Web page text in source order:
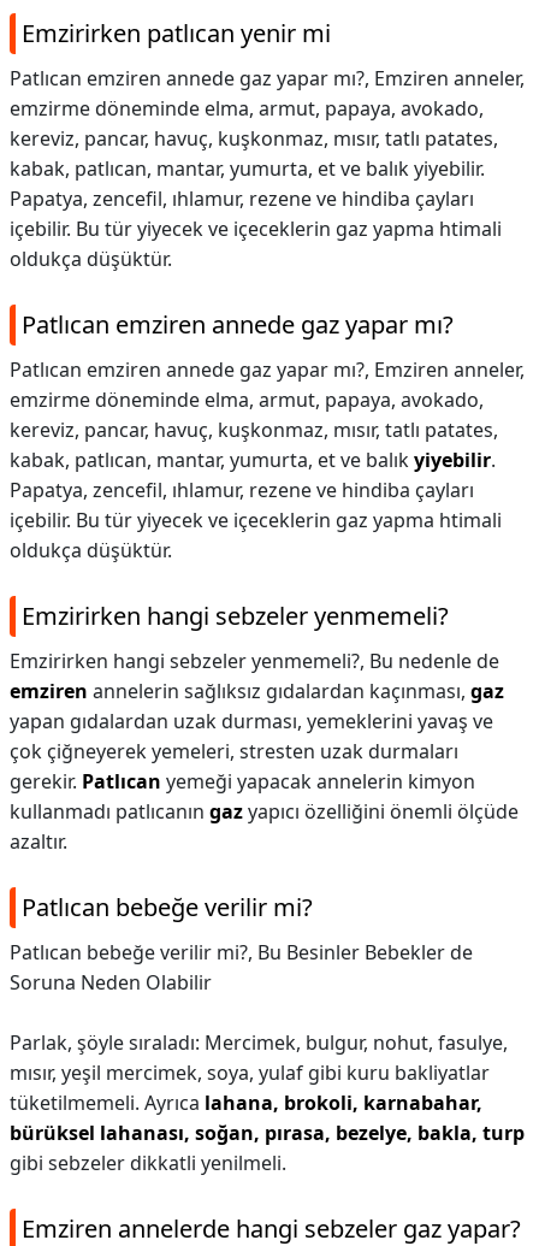
Emzirirken patlıcan yenir mi
Patlıcan emziren annede gaz yapar mı?, Emziren anneler,
emzirme döneminde elma, armut, papaya, avokado,
kereviz, pancar, havuç, kuşkonmaz, mısır, tatlı patates,
kabak, patlıcan, mantar, yumurta, et ve balık yiyebilir.
Papatya, zencefil, ıhlamur, rezene ve hindiba çayları
içebilir. Bu tür yiyecek ve içeceklerin gaz yapma htimali
oldukça düşüktür.
Patlıcan emziren annede gaz yapar mı?
Patlıcan emziren annede gaz yapar mı?, Emziren anneler,
emzirme döneminde elma, armut, papaya, avokado,
kereviz, pancar, havuç, kuşkonmaz, mısır, tatlı patates,
kabak, patlıcan, mantar, yumurta, et ve balıkyiyebilir.
Papatya, zencefil, ıhlamur, rezene ve hindiba çayları
içebilir. Bu tür yiyecek ve içeceklerin gaz yapma htimali
oldukça düşüktür.
Emzirirken hangi sebzeler yenmemeli?
Emzirirken hangi sebzeler yenmemeli?, Bu nedenle de
emziren annelerin sağlıksız gıdalardan kaçınması, gaz
yapan gıdalardan uzak durması, yemeklerini yavaş ve
çok çiğneyerek yemeleri, stresten uzak durmaları
gerekir. Patlıcan yemeği yapacak annelerin kimyon
kullanmadı patlıcanın gazyapıcı özelliğini önemli ölçüde
azaltır.
Patlıcan bebeğe verilir mi?
Patlıcan bebeğe verilir mi?, Bu Besinler Bebekler de
Soruna Neden Olabilir
Parlak, şöyle sıraladı: Mercimek, bulgur, nohut, fasulye,
mısır, yeşil mercimek, soya, yulaf gibi kuru bakliyatlar
tüketilmemeli. Ayrıca lahana, brokoli, karnabahar,
bürüksel lahanası, soğan, pırasa, bezelye, bakla, turp
gibi sebzeler dikkatli yenilmeli.
Emziren annelerde hangi sebzeler gaz yapar?